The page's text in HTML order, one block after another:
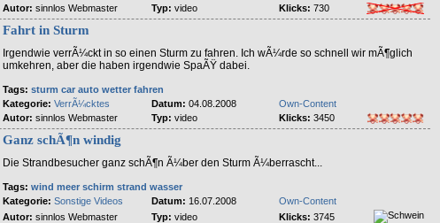
Autor: sinnlos Webmaster Typ: video Klicks: 730
Fahrt in Sturm
Irgendwie verrÃ¼ckt in so einen Sturm zu fahren. Ich wÃ¼rde so schnell wir mÃ¶glich
umkehren, aber die haben irgendwie SpaÃŸ dabei.
Tags: sturm car auto wetter fahren
Kategorie: VerrÃ¼cktes Datum: 04.08.2008
Own-Content
Autor: sinnlos Webmaster Typ: video Klicks: 3450
Ganz schÃ¶n windig
Die Strandbesucher ganz schÃ¶n Ã¼ber den Sturm Ã¼berrascht...
Tags: wind meer schirm strand wasser
Kategorie: Sonstige Videos Datum: 16.07.2008
Own-Content
Autor: sinnlos Webmaster Typ: video Klicks: 3745